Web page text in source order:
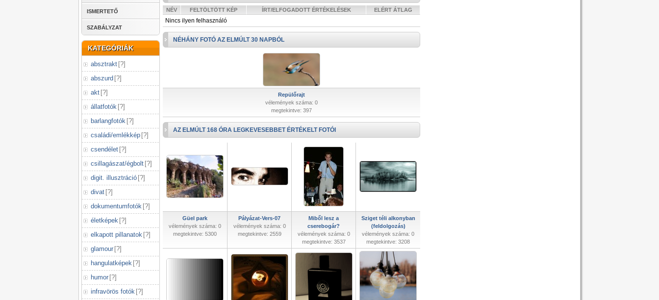
ISMERTETŐ
SZABÁLYZAT
KATEGÓRIÁK
absztrakt [?]
abszurd [?]
akt [?]
állatfotók [?]
barlangfotók [?]
családi/emlékkép [?]
csendélet [?]
csillagászat/égbolt [?]
digit. illusztráció [?]
divat [?]
dokumentumfotók [?]
életképek [?]
elkapott pillanatok [?]
glamour [?]
hangulatképek [?]
humor [?]
infravörös fotók [?]
NÉV FELTÖLTÖTT KÉP ÍRT/ELFOGADOTT ÉRTÉKELÉSEK ELÉRT ÁTLAG
Nincs ilyen felhasználó
NÉHÁNY FOTÓ AZ ELMÚLT 30 NAPBÓL
Repülőrajt
vélemények száma: 0
megtekintve: 397
AZ ELMÚLT 168 ÓRA LEGKEVESEBBET ÉRTÉKELT FOTÓI
Güel park
vélemények száma: 0
megtekintve: 5300
Pályázat-Vers-07
vélemények száma: 0
megtekintve: 2559
Miből lesz a
cserebogár?
vélemények száma: 0
megtekintve: 3537
Sziget téli alkonyban
(feldolgozás)
vélemények száma: 0
megtekintve: 3208